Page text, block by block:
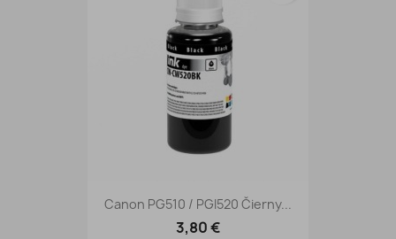
Canon PG510 / PGI520 Čierny...
3,80 €